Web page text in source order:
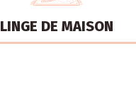
LINGE DE MAISON